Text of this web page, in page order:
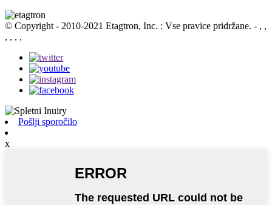
© Copyright - 2010-2021 Etagtron, Inc. : Vse pravice pridržane. - , ,
, , , ,
Pošlji sporočilo
x